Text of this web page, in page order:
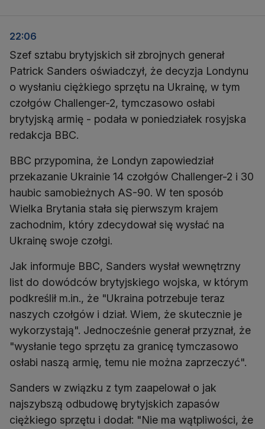
22:06
Szef sztabu brytyjskich sił zbrojnych generał
Patrick Sanders oświadczył, że decyzja Londynu
o wysłaniu ciężkiego sprzętu na Ukrainę, w tym
czołgów Challenger-2, tymczasowo osłabi
brytyjską armię - podała w poniedziałek rosyjska
redakcja BBC.
BBC przypomina, że Londyn zapowiedział
przekazanie Ukrainie 14 czołgów Challenger-2 i 30
haubic samobieżnych AS-90. W ten sposób
Wielka Brytania stała się pierwszym krajem
zachodnim, który zdecydował się wysłać na
Ukrainę swoje czołgi.
Jak informuje BBC, Sanders wysłał wewnętrzny
list do dowódców brytyjskiego wojska, w którym
podkreślił m.in., że "Ukraina potrzebuje teraz
naszych czołgów i dział. Wiem, że skutecznie je
wykorzystają". Jednocześnie generał przyznał, że
"wysłanie tego sprzętu za granicę tymczasowo
osłabi naszą armię, temu nie można zaprzeczyć".
Sanders w związku z tym zaapelował o jak
najszybszą odbudowę brytyjskich zapasów
ciężkiego sprzętu i dodał: "Nie ma wątpliwości, że